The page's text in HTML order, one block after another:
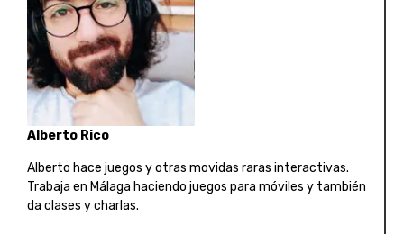
Alberto Rico
Alberto hace juegos y otras movidas raras interactivas.
Trabaja en Málaga haciendo juegos para móviles y también
da clases y charlas.